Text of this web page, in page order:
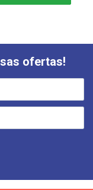
ofertas!